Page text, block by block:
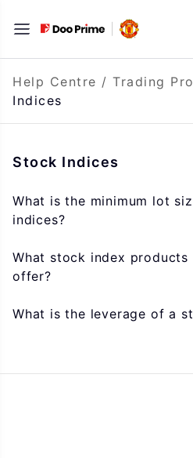
content
Help Centre / Trading
Indices
Stock Indices
What is the minimum lot
indices?
What stock index products
offer?
What is the leverage of a